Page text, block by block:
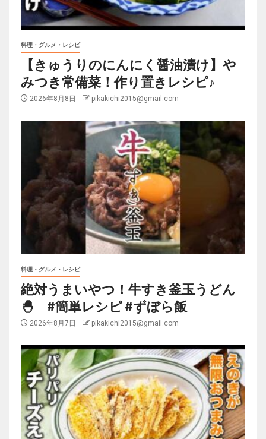
料理・グルメ・レシピ
【きゅうりのにんにく醤油漬け】や
みつき常備菜！作り置きレシピ♪
2026年8月8日 pikakichi2015@gmail.com
料理・グルメ・レシピ
絶対うまいやつ！牛すき釜玉うどん
🐣 #簡単レシピ #ずぼら飯
2026年8月7日 pikakichi2015@gmail.com